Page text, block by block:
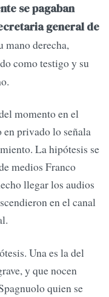
se pagaban
general de
mano derecha,
como testigo y su
momento en el
en privado lo señala
La hipótesis se
medios Franco
llegar los audios
en el canal
Una es la del
y que nocen
quien se